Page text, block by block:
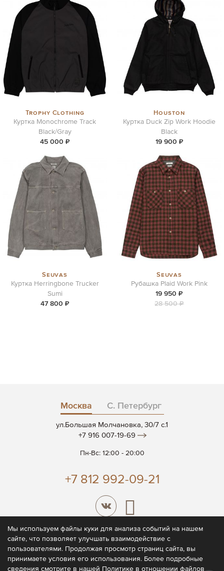
Trophy Clothing
Куртка Monochrome Track
Black/Gray
45 000 ₽
Houston
Куртка Duck Zip Work Hoodie
Black
19 900 ₽
Seuvas
Куртка Herringbone Trucker
Sumi
47 800 ₽
Seuvas
Рубашка Plaid Work Pink
19 950 ₽
28 500 ₽
Москва С. Петербург
ул.Большая Молчановка, 30/7 c.1
+7 916 007-19-69
Пн-Вс: 12:00 - 20:00
+7 812 992-09-21
Политика конфиденциальности
Мы используем файлы куки для анализа событий на нашем
сайте, что позволяет улучшать взаимодействие с
пользователями. Продолжая просмотр страниц сайта, вы
принимаете условия его использования. Более подробные
сведения смотрите в нашей Политике в отношении файлов